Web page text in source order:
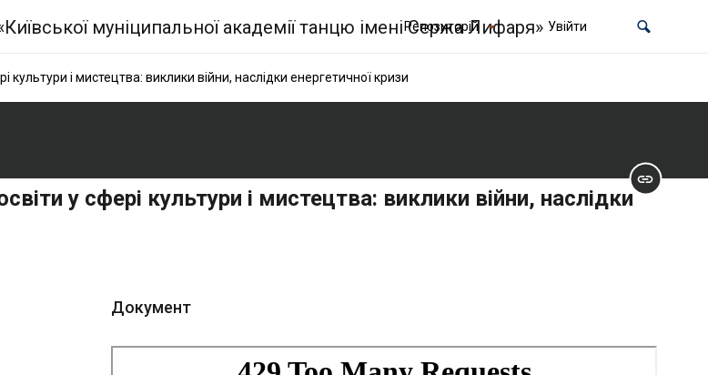
Репозиторій Увійти
культури і мистецтва: виклики війни, наслідки енергетичної кризи
у сфері культури і мистецтва: виклики війни, наслідки
Документ